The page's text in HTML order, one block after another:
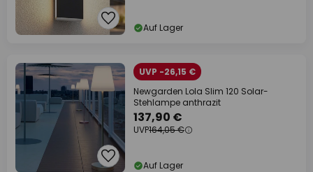
Auf Lager
UVP -26,15 €
Newgarden Lola Slim 120 Solar-
Stehlampe anthrazit
137,90 €
UVP164,05 €
Auf Lager